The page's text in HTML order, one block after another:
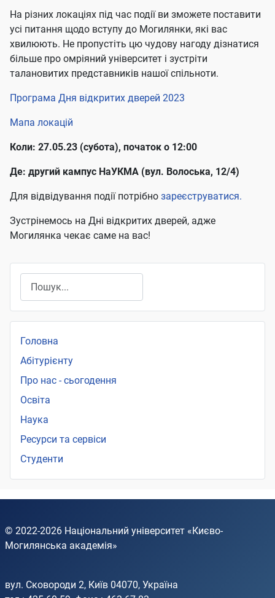
На різних локаціях під час події ви зможете поставити
усі питання щодо вступу до Могилянки, які вас
хвилюють. Не пропустіть цю чудову нагоду дізнатися
більше про омріяний університет і зустріти
талановитих представників нашої спільноти.
Програма Дня відкритих дверей 2023
Мапа локацій
Коли: 27.05.23 (субота), початок о 12:00
Де: другий кампус НаУКМА (вул. Волоська, 12/4)
Для відвідування події потрібно зареєструватися.
Зустрінемось на Дні відкритих дверей, адже
Могилянка чекає саме на вас!
Головна
Абітурієнту
Про нас - сьогодення
Освіта
Наука
Ресурси та сервіси
Студенти
© 2022-2026 Національний університет «Києво-
Могилянська академія»
вул. Сковороди 2, Київ 04070, Україна